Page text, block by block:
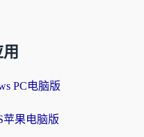
用
PC电脑版
苹果电脑版